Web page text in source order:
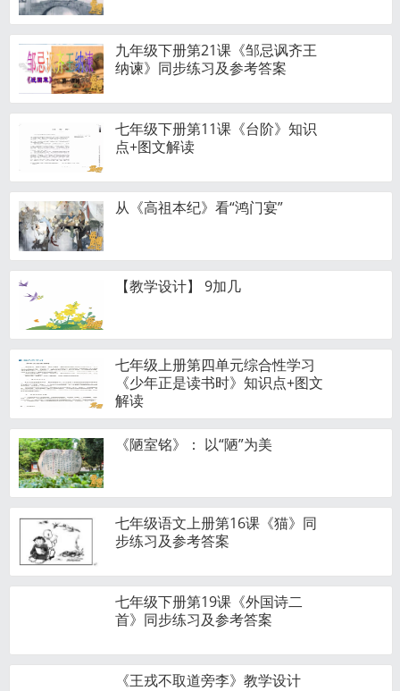
九年级下册第21课《邹忌讽齐王
纳谏》同步练习及参考答案
七年级下册第11课《台阶》知识
点+图文解读
从《高祖本纪》看“鸿门宴”
【教学设计】 9加几
七年级上册第四单元综合性学习
《少年正是读书时》知识点+图文
解读
《陋室铭》： 以“陋”为美
七年级语文上册第16课《猫》同
步练习及参考答案
七年级下册第19课《外国诗二
首》同步练习及参考答案
《王戎不取道旁李》教学设计